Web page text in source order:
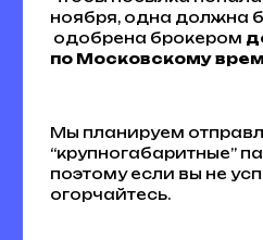
ноября, одна должна
одобрена брокером
по Московскому
Мы планируем
“крупногабаритные”
поэтому если вы не
огорчайтесь.